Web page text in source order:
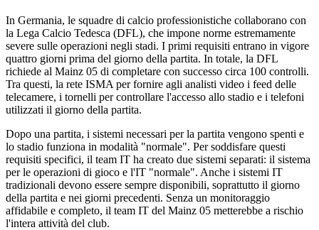
In Germania, le squadre di calcio professionistiche collaborano con
la Lega Calcio Tedesca (DFL), che impone norme estremamente
severe sulle operazioni negli stadi. I primi requisiti entrano in vigore
quattro giorni prima del giorno della partita. In totale, la DFL
richiede al Mainz 05 di completare con successo circa 100 controlli.
Tra questi, la rete ISMA per fornire agli analisti video i feed delle
telecamere, i tornelli per controllare l'accesso allo stadio e i telefoni
utilizzati il giorno della partita.
Dopo una partita, i sistemi necessari per la partita vengono spenti e
lo stadio funziona in modalità "normale". Per soddisfare questi
requisiti specifici, il team IT ha creato due sistemi separati: il sistema
per le operazioni di gioco e l'IT "normale". Anche i sistemi IT
tradizionali devono essere sempre disponibili, soprattutto il giorno
della partita e nei giorni precedenti. Senza un monitoraggio
affidabile e completo, il team IT del Mainz 05 metterebbe a rischio
l'intera attività del club.